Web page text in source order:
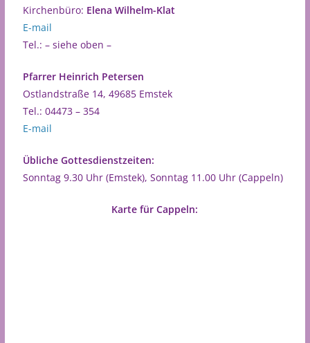
Kirchenbüro: Elena Wilhelm-Klat
E-mail
Tel.: – siehe oben –
Pfarrer Heinrich Petersen
Ostlandstraße 14, 49685 Emstek
Tel.: 04473 – 354
E-mail
Übliche Gottesdienstzeiten:
Sonntag 9.30 Uhr (Emstek), Sonntag 11.00 Uhr (Cappeln)
Karte für Cappeln: